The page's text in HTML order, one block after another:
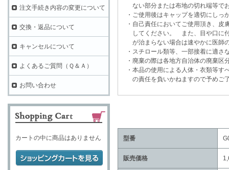
ない部分または布地の切れ端等で
・ご使用後はキャップを適切にしっ
・自己責任においてご使用頂き、皮
してください。 また、目や口に付
が治まらない場合は速やかに医師
・スチロール類等、一部接着に適さ
・廃棄の際は各地方自治体の廃棄区
・本品の使用による人体・衣類等す
の責任を負いかねますので予めご
型番
販売価格
注文手続き内容の変更について
交換・返品について
キャンセルについて
よくあるご質問（Ｑ＆Ａ）
お問い合わせ
カートの中に商品はありません